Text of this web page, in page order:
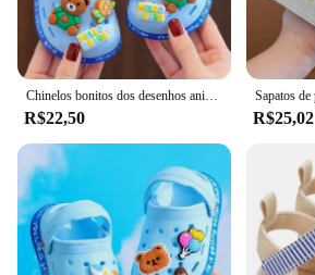
R$22,50 R$25,02